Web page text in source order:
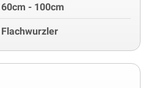
60cm - 100cm
Flachwurzler